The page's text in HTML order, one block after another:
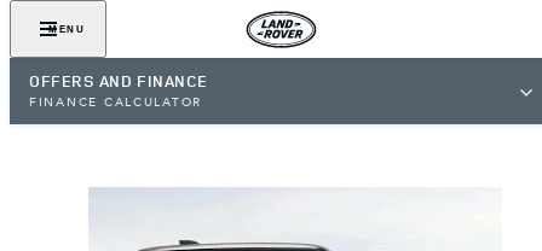
MENU
OFFERS AND FINANCE
FINANCE CALCULATOR